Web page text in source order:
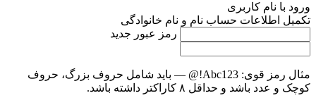
ورود با نام کاربری
تکمیل اطلاعات حساب نام و نام خانوادگی
رمز عبور جدید
مثال رمز قوی: Abc123!@
— باید شامل حروف بزرگ، حروف
کوچک و عدد باشد و حداقل ۸ کاراکتر داشته باشد.